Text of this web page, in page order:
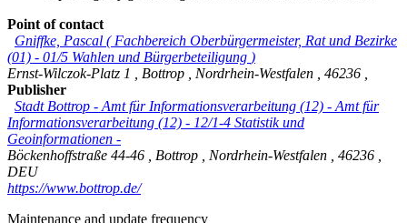
Point of contact
Gniffke, Pascal ( Fachbereich Oberbürgermeister, Rat und Bezirke
(01) - 01/5 Wahlen und Bürgerbeteiligung )
Ernst-Wilczok-Platz 1
Bottrop Nordrhein-Westfalen 46236
Publisher
Stadt Bottrop - Amt für Informationsverarbeitung (12) - Amt für
Informationsverarbeitung (12) - 12/1-4 Statistik und
Geoinformationen -
Böckenhoffstraße 44-46
Bottrop Nordrhein-Westfalen 46236
DEU
https://www.bottrop.de/
Maintenance and update frequency